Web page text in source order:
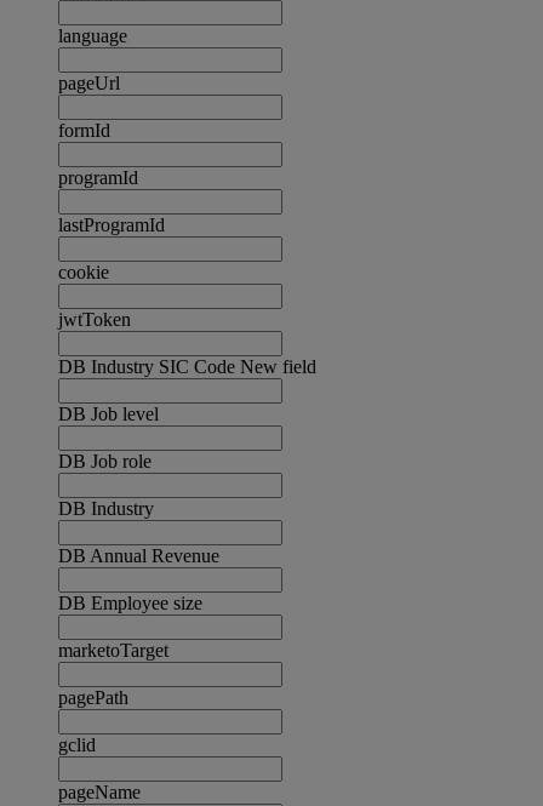
language
pageUrl
formId
programId
lastProgramId
cookie
jwtToken
DB Industry SIC Code New field
DB Job level
DB Job role
DB Industry
DB Annual Revenue
DB Employee size
marketoTarget
pagePath
gclid
pageName